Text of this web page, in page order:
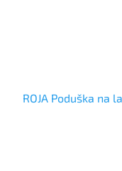
ROJA Poduška na